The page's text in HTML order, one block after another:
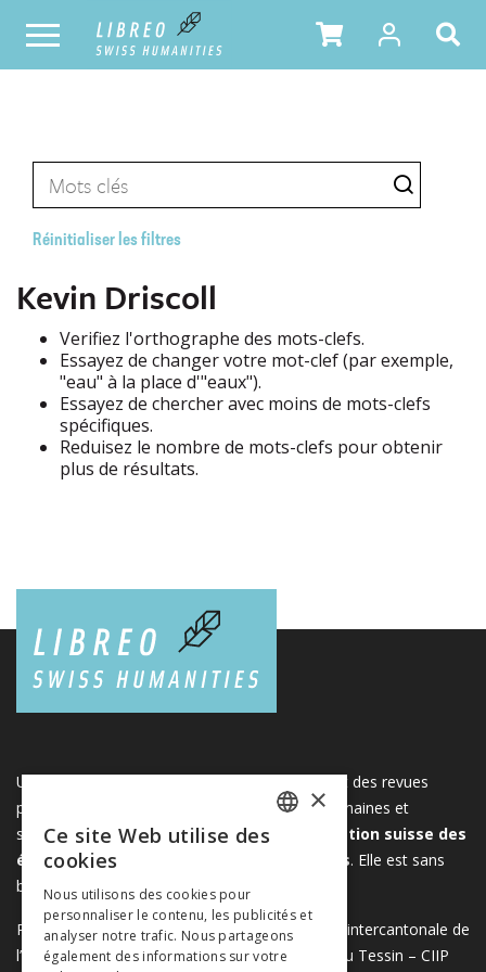
Réinitialiser les filtres
Kevin Driscoll
Verifiez l'orthographe des mots-clefs.
Essayez de changer votre mot-clef (par exemple,
"eau" à la place d'"eaux").
Essayez de chercher avec moins de mots-clefs
spécifiques.
Reduisez le nombre de mots-clefs pour obtenir
plus de résultats.
Une plateforme unique regroupant des livres et des revues
publiés par les éditeurs suisses de sciences humaines et
sociales. Libreo.ch est la propriété de l'
Association suisse des
éditeurs de sciences sociales et humaines. Elle est sans
but lucratif.www.editeurssuisses.ch
Projet réalisé avec le soutien de la Conférence intercantonale de
l’instruction publique de la Suisse romande et du Tessin – CIIP
ITALIAN
×
Ce site Web utilise des
cookies
Nous utilisons des cookies pour
personnaliser le contenu, les publicités et
analyser notre trafic. Nous partageons
également des informations sur votre